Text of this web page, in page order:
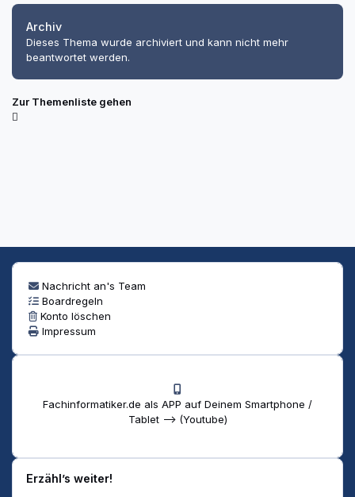
Archiv
Dieses Thema wurde archiviert und kann nicht mehr
beantwortet werden.
Zur Themenliste gehen
Nachricht an's Team
Boardregeln
Konto löschen
Impressum
Fachinformatiker.de als APP auf Deinem Smartphone /
Tablet --> (Youtube)
Erzähl’s weiter!